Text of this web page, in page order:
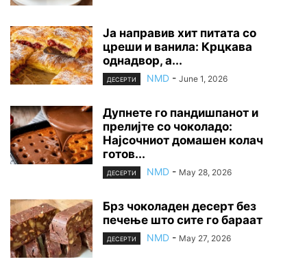
Ја направив хит питата со
цреши и ванила: Крцкава
однадвор, а...
ДЕСЕРТИ NMD - June 1, 2026
Дупнете го пандишпанот и
прелијте со чоколадо:
Најсочниот домашен колач
готов...
ДЕСЕРТИ NMD - May 28, 2026
Брз чоколаден десерт без
печење што сите го бараат
ДЕСЕРТИ NMD - May 27, 2026